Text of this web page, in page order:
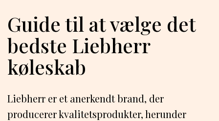
Guide til at vælge det
bedste Liebherr
køleskab
Liebherr er et anerkendt brand, der
producerer kvalitetsprodukter, herunder